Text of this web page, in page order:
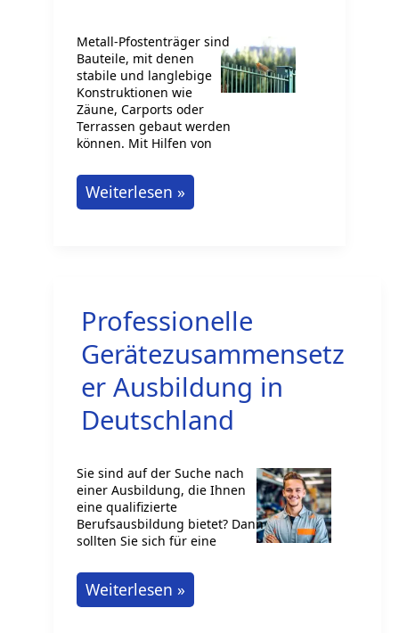
Metall-Pfostenträger sind
Bauteile, mit denen
stabile und langlebige
Konstruktionen wie
Zäune, Carports oder
Terrassen gebaut werden
können. Mit Hilfen von
Metall
Pfostenträger
und
Nachteile
Weiterlesen »
Professionelle
Gerätezusammensetz
er Ausbildung in
Deutschland
Sie sind auf der Suche nach
einer Ausbildung, die Ihnen
eine qualifizierte
Berufsausbildung bietet? Dann
sollten Sie sich für eine
Professionelle
Weiterlesen »